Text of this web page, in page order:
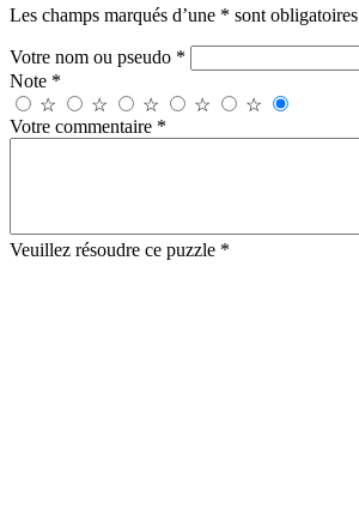
Les champs marqués d’une * sont obligatoires
Votre nom ou pseudo *
Note *
☆
☆ ☆ ☆
☆
Votre commentaire *
Veuillez résoudre ce puzzle *